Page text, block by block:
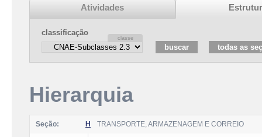
Atividades
classificação
Hierarquia
Seção: H TRANSPORTE, ARMAZENAGEM E CORREIO